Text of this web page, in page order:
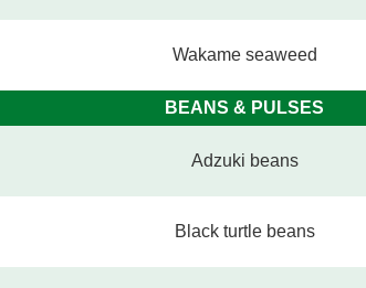
Wakame seaweed
BEANS & PULSES
Adzuki beans
Black turtle beans